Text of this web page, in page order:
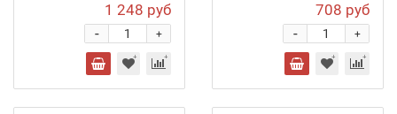
1 248 руб
+
-
708 руб
+
-